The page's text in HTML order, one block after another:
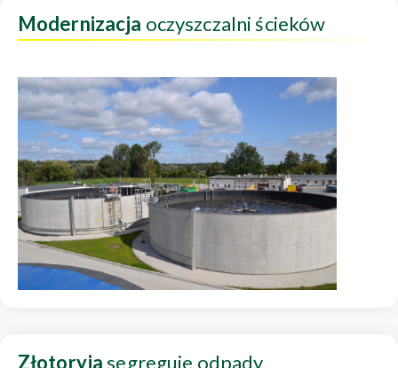
Modernizacja oczyszczalni ścieków
Złotoryjasegreguje odpady